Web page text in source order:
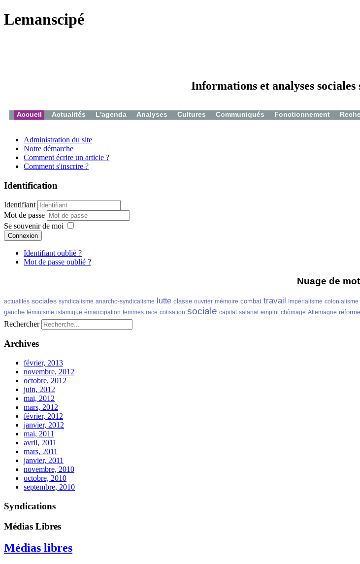
Lemanscipé
Informations et analyses
Accueil Actualités L'agenda Analyses Cultures Communiqués Fonctionnement
Administration du site
Notre démarche
Comment écrire un article ?
Comment s'inscrire ?
Identification
Identifiant
Mot de passe
Se souvenir de moi
Connexion
Identifiant oublié ?
Mot de passe oublié ?
Nuage de
actualités sociales syndicalisme anarcho-syndicalisme lutte classe ouvrier mémoire combat travail Impérialisme colonialisme
gauche féminisme islamique émancipation femmes race cotisation sociale capital salariat emploi chômage Allemagne réforme
Rechercher
Archives
février, 2013
novembre, 2012
octobre, 2012
juin, 2012
mai, 2012
mars, 2012
février, 2012
janvier, 2012
mai, 2011
avril, 2011
mars, 2011
janvier, 2011
novembre, 2010
octobre, 2010
septembre, 2010
Syndications
Médias Libres
Médias libres